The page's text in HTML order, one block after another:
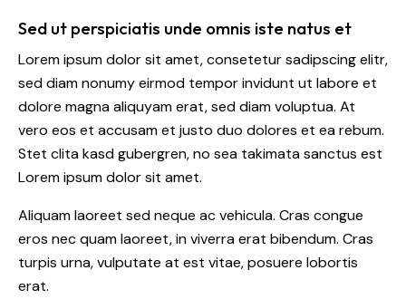
Sed ut perspiciatis unde omnis iste natus et
Lorem ipsum dolor sit amet, consetetur sadipscing elitr,
sed diam nonumy eirmod tempor invidunt ut labore et
dolore magna aliquyam erat, sed diam voluptua. At
vero eos et accusam et justo duo dolores et ea rebum.
Stet clita kasd gubergren, no sea takimata sanctus est
Lorem ipsum dolor sit amet.
Aliquam laoreet sed neque ac vehicula. Cras congue
eros nec quam laoreet, in viverra erat bibendum. Cras
turpis urna, vulputate at est vitae, posuere lobortis
erat.